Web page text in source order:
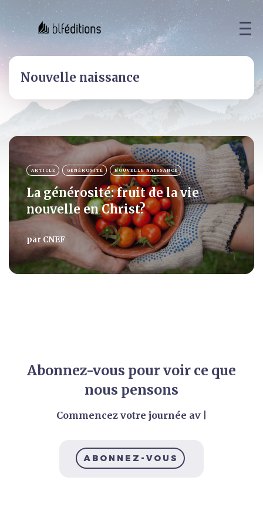
Nouvelle naissance
ARTICLE GÉNÉROSITÉ NOUVELLE NAISSANCE
La générosité: fruit de la vie
nouvelle en Christ?
par CNEF
Abonnez-vous pour voir ce que
nous pensons
Commencez votre journée ave
ABONNEZ-VOUS